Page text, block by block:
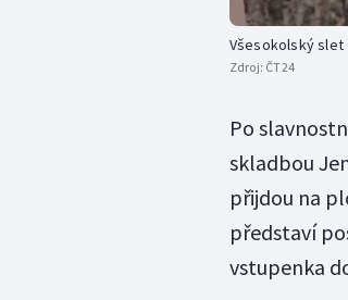
Všesokolský slet
Zdroj: ČT24
Po
skladbou
přijdou na
představí
vstupenka